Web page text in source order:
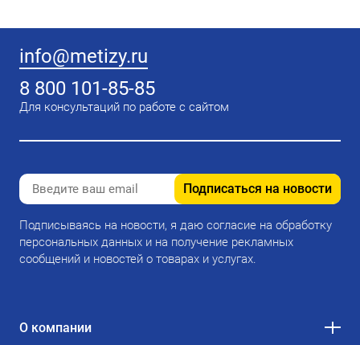
info@metizy.ru
8 800 101-85-85
Для консультаций по работе с сайтом
Подписаться на новости
Подписываясь на новости, я даю согласие на обработку
персональных данных и на получение рекламных
сообщений и новостей о товарах и услугах.
О компании